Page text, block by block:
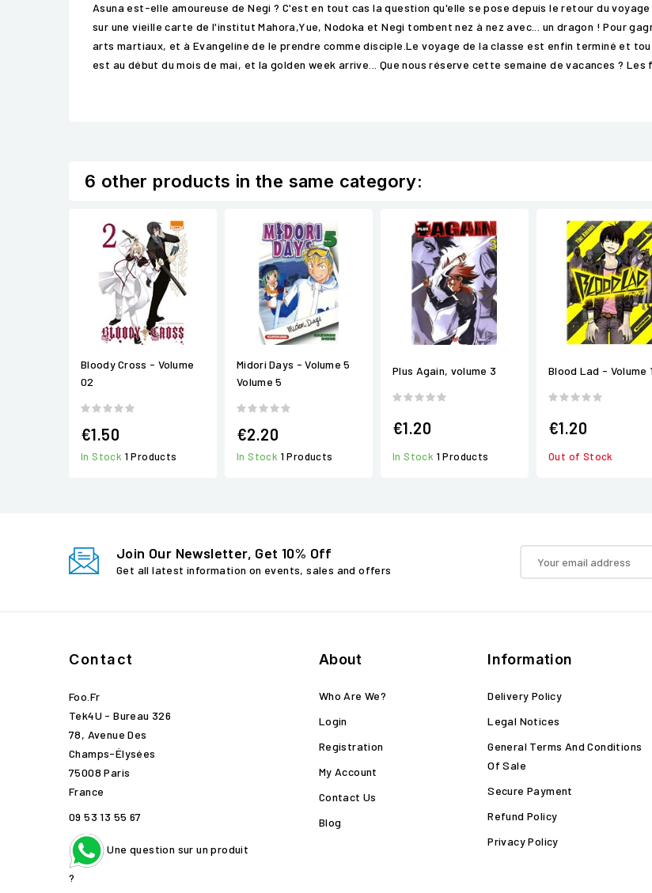
Asuna est-elle amoureuse de Negi ? C'est en tout cas la question qu'elle se pose depuis le retour du
sur une vieille carte de l'institut Mahora,Yue, Nodoka et Negi tombent nez à nez avec... un dragon ! Pour
arts martiaux, et à Evangeline de le prendre comme disciple.Le voyage de la classe est enfin terminé et
est au début du mois de mai, et la golden week arrive... Que nous réserve cette semaine de vacances ?
6 other products in the same category:
Bloody Cross - Volume
02
€1.50
In Stock 1 Products
Midori Days - Volume 5
Volume 5
€2.20
In Stock 1 Products
Plus Again, volume 3
€1.20
In Stock 1 Products
Blood Lad - Volume
€1.20
Out of Stock
Join Our Newsletter, Get 10% Off
Get all latest information on events, sales and offers
Contact
Foo.fr
Tek4U - Bureau 326
78, Avenue Des
Champs-Élysées
75008 Paris
France
09 53 13 55 67
Une question sur un produit
?
About
Who Are We?
Login
Registration
My Account
Contact Us
Blog
Information
Delivery Policy
Legal Notices
General Terms And Conditions
Of Sale
Secure Payment
Refund Policy
Privacy Policy